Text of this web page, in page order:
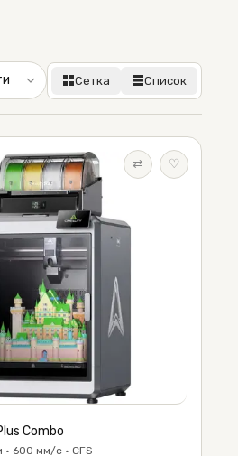
Сетка Список
⇄ ♡
Combo
· 600 мм/с · CFS